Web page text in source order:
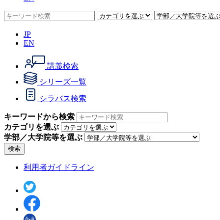
JP
EN
講義検索
シリーズ一覧
シラバス検索
キーワードから検索
カテゴリを選ぶ
学部／大学院等を選ぶ
検索
利用者ガイドライン